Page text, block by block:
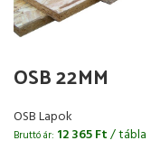
OSB 22MM
OSB Lapok
Bruttó ár: 12 365Ft/ tábla